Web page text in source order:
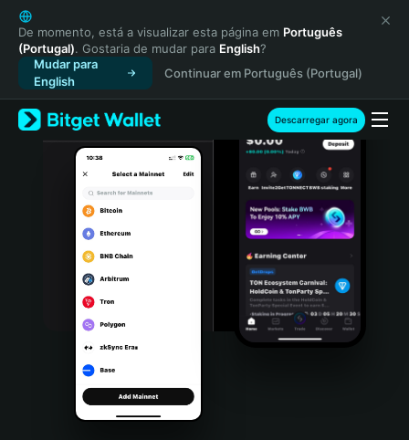
English
日本語
Tiếng Việt
Русский
Español (Latinoamérica)
Türkçe
Italiano
Português (Portugal)
Bahasa Indonesia
Português (Brasil)
Español (Argentina)
De momento, está a visualizar esta página em Português
(Portugal). Gostaria de mudar para English?
Mudar para
English
Continuar em Português (Portugal)
Descarregar agora